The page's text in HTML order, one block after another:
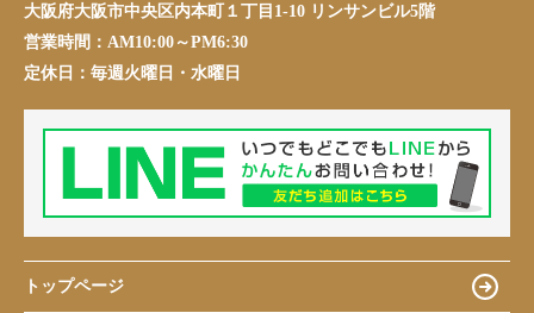
大阪府大阪市中央区内本町１丁目1-10 リンサンビル5階
営業時間： AM10:00～PM6:30
定休日： 毎週火曜日・水曜日
トップページ